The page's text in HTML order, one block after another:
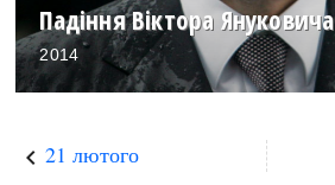
Падіння Віктора Януковича
2014
keyboard_arrow_left 21 лютого